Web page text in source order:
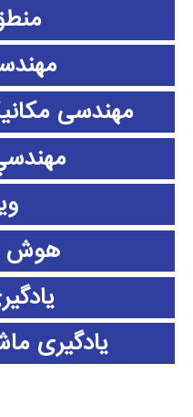
مهندسی
هوش
یادگیری